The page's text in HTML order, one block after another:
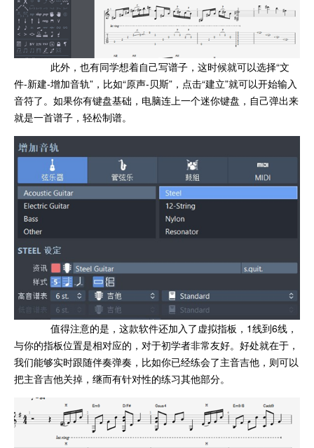
此外，也有同学想着自己写谱子，这时候就可以选择“文
件-新建-增加音轨”，比如“原声-贝斯”，点击“建立”就可以开始输入
音符了。如果你有键盘基础，电脑连上一个迷你键盘，自己弹出来
就是一首谱子，轻松制谱。
值得注意的是，这款软件还加入了虚拟指板，1线到6线，
与你的指板位置是相对应的，对于初学者非常友好。好处就在于，
我们能够实时跟随伴奏弹奏，比如你已经练会了主音吉他，则可以
把主音吉他关掉，继而有针对性的练习其他部分。